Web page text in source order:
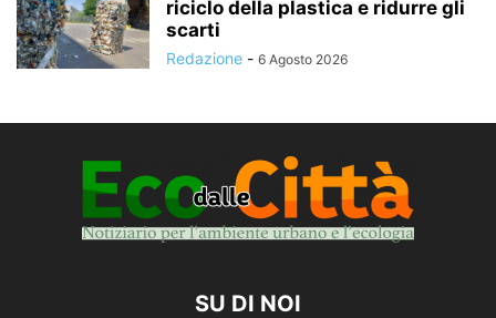
riciclo della plastica e ridurre gli
scarti
Redazione - 6 Agosto 2026
SU DI NOI